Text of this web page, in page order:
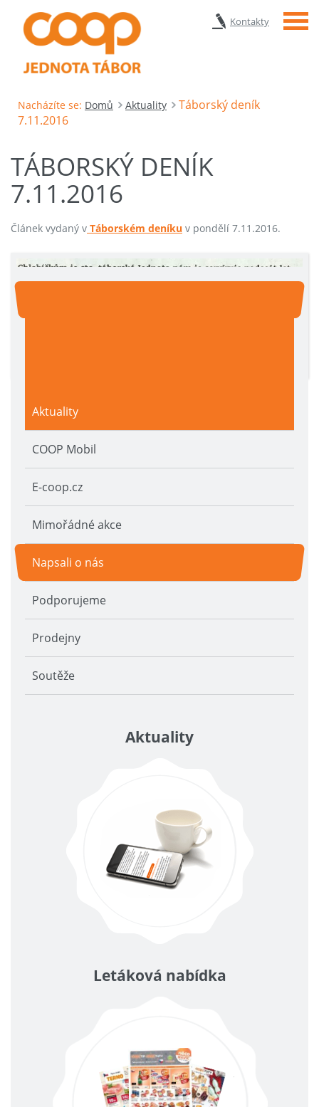
Kontakty Menu
Nacházíte se: Domů Aktuality
Táborský deník
7.11.2016
TÁBORSKÝ DENÍK
7.11.2016
Článek vydaný v Táborském deníku v pondělí 7.11.2016.
Aktuality
COOP Mobil
E-coop.cz
Mimořádné akce
Napsali o nás
Podporujeme
Prodejny
Soutěže
Aktuality
Letáková nabídka